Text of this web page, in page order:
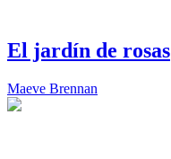
El jardín de rosas
Maeve Brennan